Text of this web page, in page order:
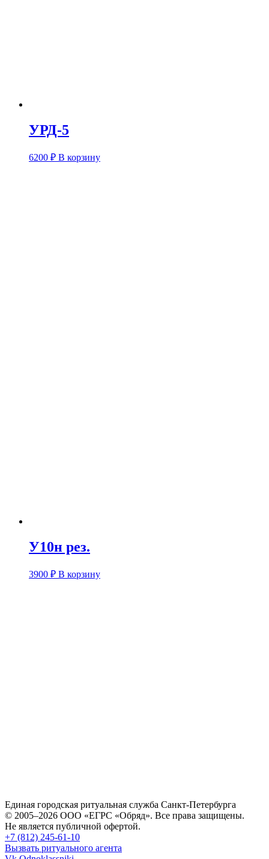
УРД-5
6200 ₽ В корзину
У10н рез.
3900 ₽ В корзину
Единая городская ритуальная служба Санкт-Петербурга
© 2005–2026 ООО «ЕГРС «Обряд». Все права защищены.
Не является публичной офертой.
+7 (812) 245-61-10
Вызвать ритуального агента